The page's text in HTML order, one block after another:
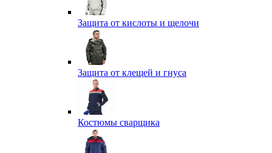
Защита от кислоты и щелочи
Защита от клещей и гнуса
Костюмы сварщика